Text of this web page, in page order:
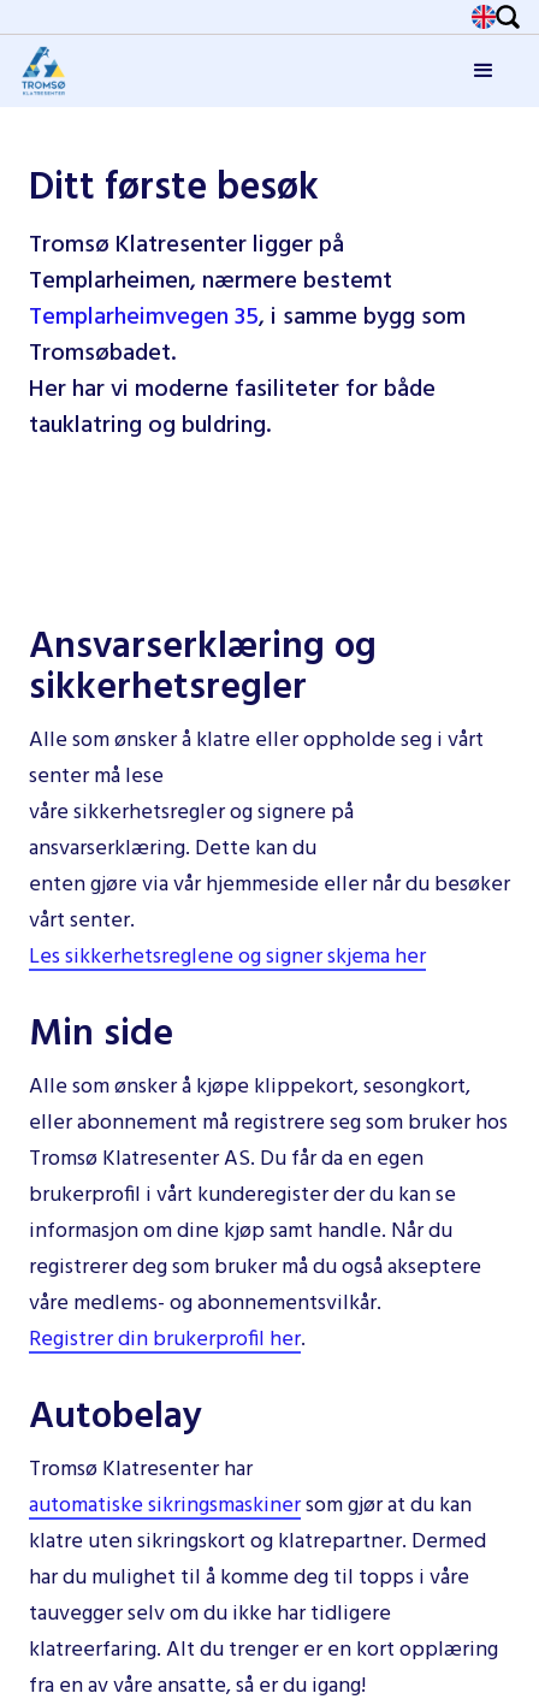
Ditt første besøk
Tromsø Klatresenter ligger på
Templarheimen, nærmere bestemt
Templarheimvegen 35, i samme bygg som
Tromsøbadet.
Her har vi moderne fasiliteter for både
tauklatring og buldring.
Ansvarserklæring og
sikkerhetsregler
Alle som ønsker å klatre eller oppholde seg i vårt
senter må lese
våre sikkerhetsregler og signere på
ansvarserklæring. Dette kan du
enten gjøre via vår hjemmeside eller når du besøker
vårt senter.
Les sikkerhetsreglene og signer skjema her
Min side
Alle som ønsker å kjøpe klippekort, sesongkort,
eller abonnement må registrere seg som bruker hos
Tromsø Klatresenter AS. Du får da en egen
brukerprofil i vårt kunderegister der du kan se
informasjon om dine kjøp samt handle. Når du
registrerer deg som bruker må du også akseptere
våre medlems- og abonnementsvilkår.
Registrer din brukerprofil her.
Autobelay
Tromsø Klatresenter har
automatiske sikringsmaskinersom gjør at du kan
klatre uten sikringskort og klatrepartner. Dermed
har du mulighet til å komme deg til topps i våre
tauvegger selv om du ikke har tidligere
klatreerfaring. Alt du trenger er en kort opplæring
fra en av våre ansatte, så er du igang!